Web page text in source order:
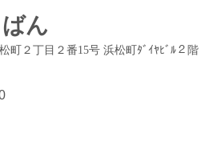
ん
町２丁目２番15号 浜松町ﾀﾞｲﾔﾋﾞﾙ２階